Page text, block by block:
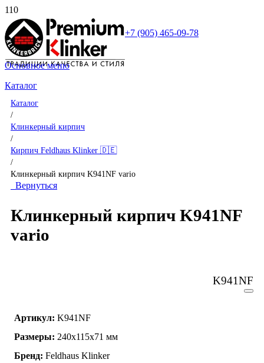
+7 (905) 465-09-78
Основное меню
Каталог
Каталог
/
Клинкерный кирпич
/
Кирпич Feldhaus Klinker 🇩🇪
/
Клинкерный кирпич K941NF vario
Вернуться
Клинкерный кирпич K941NF
vario
K941NF
Артикул: K941NF
Размеры: 240х115х71 мм
Бренд: Feldhaus Klinker